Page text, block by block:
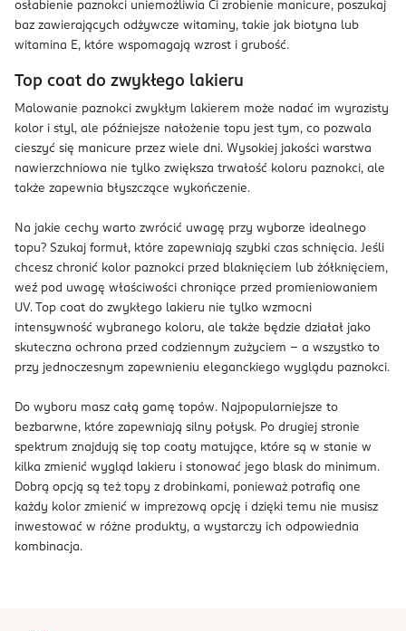
osłabienie paznokci uniemożliwia Ci zrobienie manicure, poszukaj
baz zawierających odżywcze witaminy, takie jak biotyna lub
witamina E, które wspomagają wzrost i grubość.
Top coat do zwykłego lakieru
Malowanie paznokci zwykłym lakierem może nadać im wyrazisty
kolor i styl, ale późniejsze nałożenie topu jest tym, co pozwala
cieszyć się manicure przez wiele dni. Wysokiej jakości warstwa
nawierzchniowa nie tylko zwiększa trwałość koloru paznokci, ale
także zapewnia błyszczące wykończenie.
Na jakie cechy warto zwrócić uwagę przy wyborze idealnego
topu? Szukaj formuł, które zapewniają szybki czas schnięcia. Jeśli
chcesz chronić kolor paznokci przed blaknięciem lub żółknięciem,
weź pod uwagę właściwości chroniące przed promieniowaniem
UV. Top coat do zwykłego lakieru nie tylko wzmocni
intensywność wybranego koloru, ale także będzie działał jako
skuteczna ochrona przed codziennym zużyciem – a wszystko to
przy jednoczesnym zapewnieniu eleganckiego wyglądu paznokci.
Do wyboru masz całą gamę topów. Najpopularniejsze to
bezbarwne, które zapewniają silny połysk. Po drugiej stronie
spektrum znajdują się top coaty matujące, które są w stanie w
kilka zmienić wygląd lakieru i stonować jego blask do minimum.
Dobrą opcją są też topy z drobinkami, ponieważ potrafią one
każdy kolor zmienić w imprezową opcję i dzięki temu nie musisz
inwestować w różne produkty, a wystarczy ich odpowiednia
kombinacja.